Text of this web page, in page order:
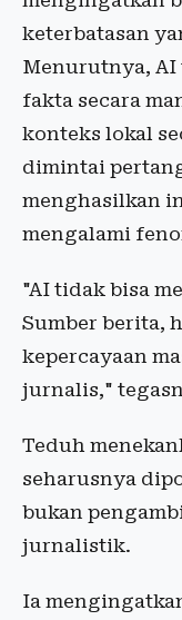
keterbatasan
Menurutnya, AI
fakta secara
konteks lokal
dimintai
menghasilkan
mengalami
"AI tidak bisa
Sumber berita,
kepercayaan
jurnalis,"
Teduh
seharusnya
bukan
jurnalistik.
Ia